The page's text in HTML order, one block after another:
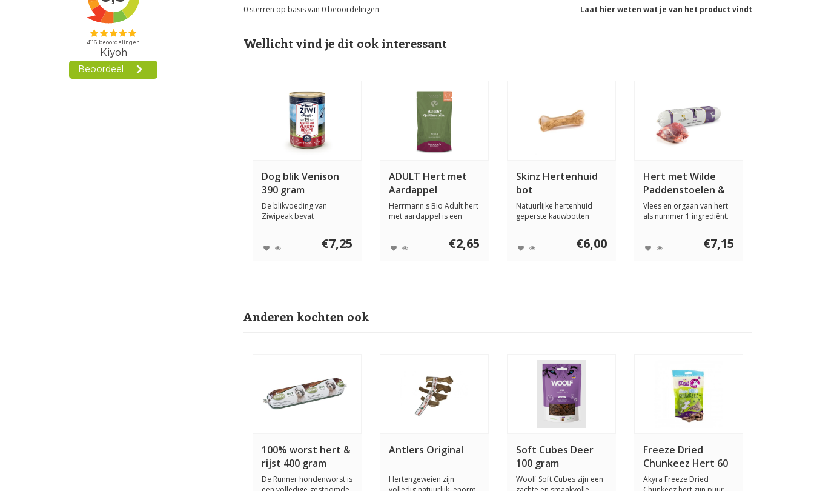
Laat hier weten wat je van het product vindt
0 sterren op basis van 0 beoordelingen
Wellicht vind je dit ook interessant
Dog blik Venison
390 gram
De blikvoeding van
Ziwipeak bevat
€7,25
ADULT Hert met
Aardappel
Herrmann's Bio Adult hert
met aardappel is een
€2,65
Skinz Hertenhuid
bot
Natuurlijke hertenhuid
geperste kauwbotten
€6,00
Hert met Wilde
Paddenstoelen &
Wilde Bessen 2 x
400 gram
Vlees en orgaan van hert
als nummer 1 ingrediënt.
€7,15
Anderen kochten ook
100% worst hert &
rijst 400 gram
De Runner hondenworst is
Antlers Original
Hertengeweien zijn
Soft Cubes Deer
100 gram
Woolf Soft Cubes zijn een
Freeze Dried
Chunkeez Hert 60
gram
Akyra Freeze Dried